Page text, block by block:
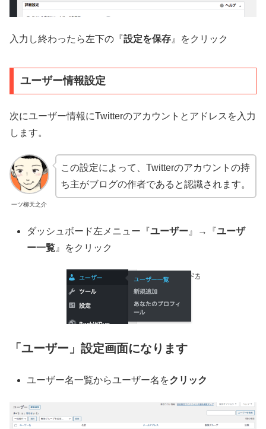
入力し終わったら左下の『設定を保存 』をクリック
ユーザー情報設定
次にユーザー情報にTwitterのアカウントとアドレスを入力
します。
一ツ柳天之介
この設定によって、Twitterのアカウントの持
ち主がブログの作者であると認識されます。
ダッシュボード左メニュー『ユーザー 』→『ユーザ
ー一覧 』をクリック
「ユーザー」設定画面になります
ユーザー名一覧からユーザー名をクリック